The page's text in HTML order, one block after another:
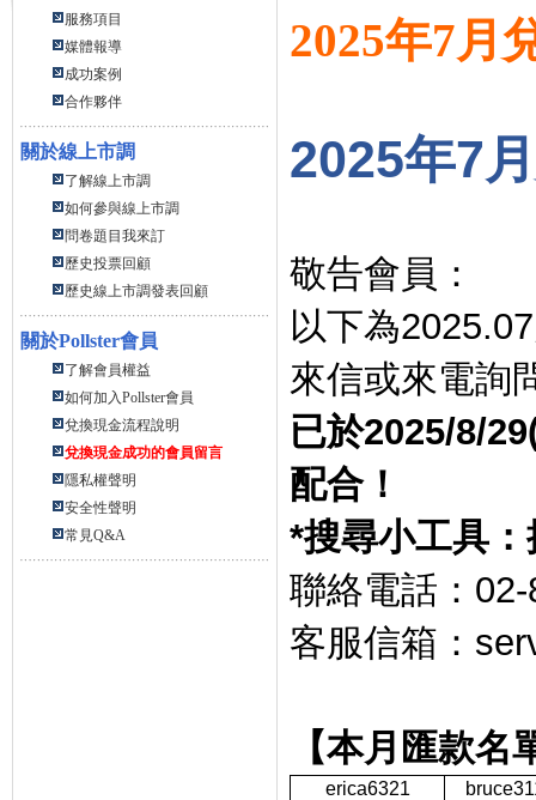
服務項目
媒體報導
成功案例
合作夥伴
關於線上市調
了解線上市調
如何參與線上市調
問卷題目我來訂
歷史投票回顧
歷史線上市調發表回顧
關於Pollster會員
了解會員權益
如何加入Pollster會員
兌換現金流程說明
兌換現金成功的會員留言
隱私權聲明
安全性聲明
常見Q&A
2025年7月
2025年7
敬告會員：
以下為2025.07
來信或來電詢
已於2025/8/
配合！
*搜尋小工具：
聯絡電話：
客服信箱：
【本月匯款名
erica6321